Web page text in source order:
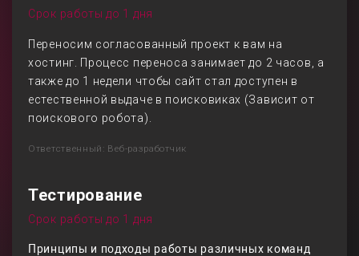
Срок работы до 1 дня
Переносим согласованный проект к вам на
хостинг. Процесс переноса занимает до 2 часов, а
также до 1 недели чтобы сайт стал доступен в
естественной выдаче в поисковиках (Зависит от
поискового робота).
Ответственный: Веб-разработчик
Тестирование
Срок работы до 1 дня
Принципы и подходы работы различных команд